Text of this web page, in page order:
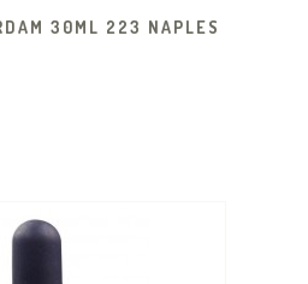
30ML 223 NAPLES